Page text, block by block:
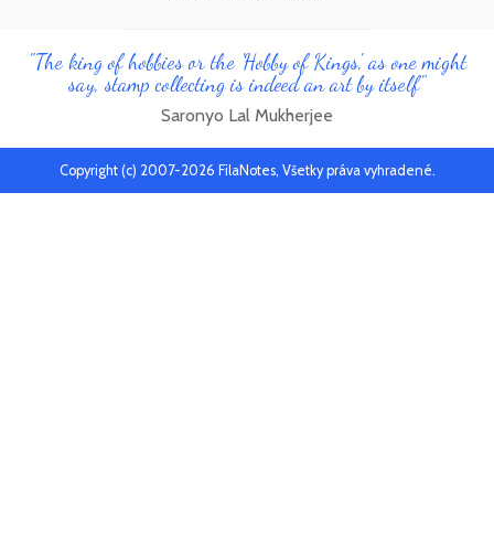
"The king of hobbies or the 'Hobby of Kings', as one might
say, stamp collecting is indeed an art by itself"
Saronyo Lal Mukherjee
Copyright (c) 2007-2026 FilaNotes, Všetky práva vyhradené.